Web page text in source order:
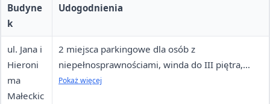
Budyne
k
Udogodnienia
ul. Jana i
Hieroni
ma
Małeckic
2 miejsca parkingowe dla osób z
niepełnosprawnościami, winda do III piętra,
toaleta przystosowana na parterze, BOI i
Pokaż więcej